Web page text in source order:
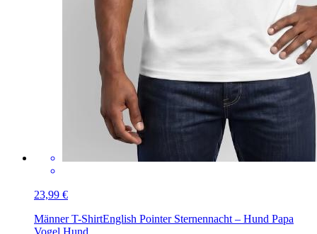
23,99 €
Männer T-ShirtEnglish Pointer Sternennacht – Hund Papa
Vogel Hund